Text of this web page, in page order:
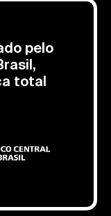
pelo
total